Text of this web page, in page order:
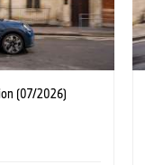
(07/2026)